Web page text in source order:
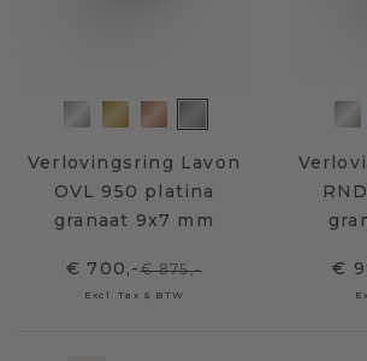
Verlovingsring Lavon
OVL 950 platina
granaat 9x7 mm
€ 700,-€ 875,-
Excl. Tax & BTW
€